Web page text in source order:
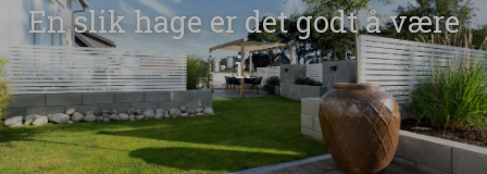
En slik hage er det godt å være
i.